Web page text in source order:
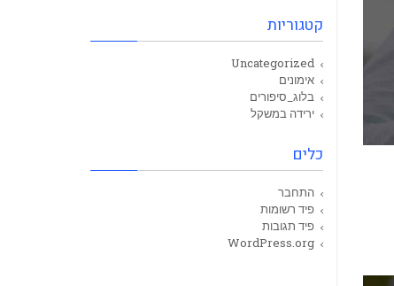
קטגוריות
Uncategorized
אימונים
בלוג_סיפורים
ירידה במשקל
כלים
התחבר
פיד רשומות
פיד תגובות
WordPress.org